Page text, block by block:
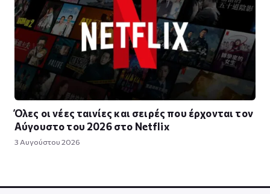
Όλες οι νέες ταινίες και σειρές που έρχονται τον
Αύγουστο του 2026 στο Netflix
3 Αυγούστου 2026